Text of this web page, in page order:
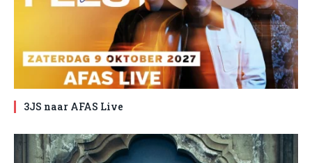
3JS naar AFAS Live